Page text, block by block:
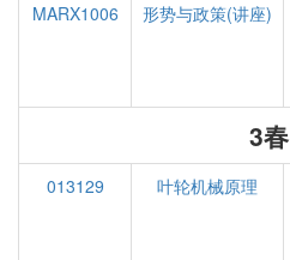
MARX1006
形势与政策(讲座)
3春
013129 叶轮机械原理